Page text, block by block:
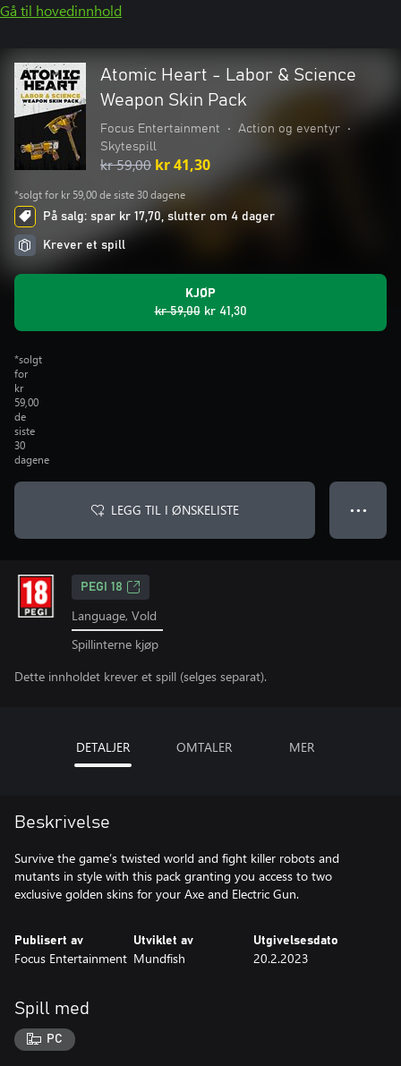
Gå til hovedinnhold
Atomic Heart - Labor & Science
Weapon Skin Pack
Focus Entertainment • Action og eventyr
•
Skytespill
kr 59,00 kr 41,30
*solgt for kr 59,00 de siste 30 dagene
På salg: spar kr 17,70, slutter om 4 dager
Krever et spill
KJØP
kr 59,00 kr 41,30
*solgt
for
kr
59,00
de
siste
30
dagene
LEGG TIL I ØNSKELISTE ● ● ●
PEGI 18
Language, Vold
Spillinterne kjøp
Dette innholdet krever et spill (selges separat).
DETALJER OMTALER MER
Beskrivelse
Survive the game’s twisted world and fight killer robots and
mutants in style with this pack granting you access to two
exclusive golden skins for your Axe and Electric Gun.
Publisert av
Focus Entertainment
Utviklet av
Mundfish
Utgivelsesdato
20.2.2023
Spill med
PC